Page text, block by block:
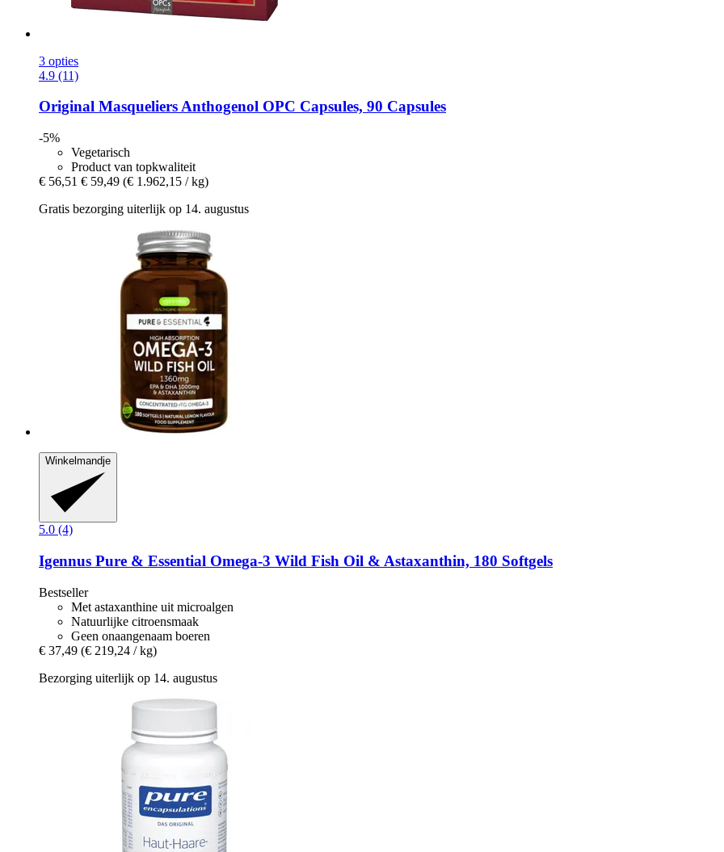
3 opties
4.9 (11)
Original MasqueliersAnthogenol OPC Capsules, 90 Capsules
-5%
Vegetarisch
Product van topkwaliteit
€ 56,51 € 59,49 (€ 1.962,15 / kg)
Gratis bezorging uiterlijk op 14. augustus
Winkelmandje
5.0 (4)
Igennus Pure & Essential Omega-​3 Wild Fish Oil & Astaxanthin, 180 Softgels
Bestseller
Met astaxanthine uit microalgen
Natuurlijke citroensmaak
Geen onaangenaam boeren
€ 37,49 (€ 219,24 / kg)
Bezorging uiterlijk op 14. augustus